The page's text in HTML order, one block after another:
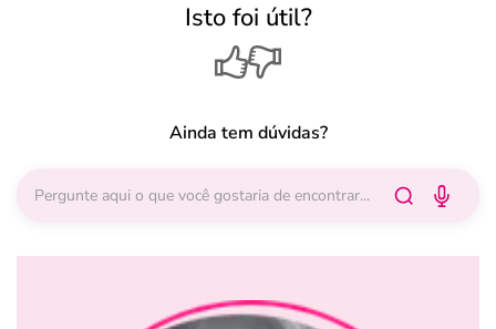
Isto foi útil?
Ainda tem dúvidas?